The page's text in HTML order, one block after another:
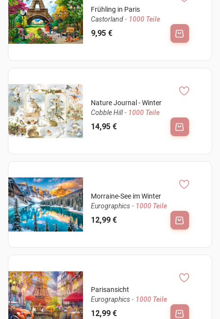
Frühling in Paris
Castorland- 1000 Teile
9,95 €
Nature Journal - Winter
Cobble Hill- 1000 Teile
14,95 €
Morraine-See im Winter
Eurographics- 1000 Teile
12,99 €
Parisansicht
Eurographics- 1000 Teile
12,99 €